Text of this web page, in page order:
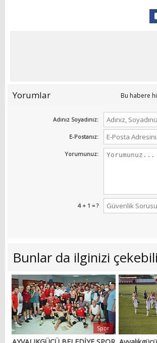
Yorumlar Bu habere
Adınız Soyadınız:
E-Postanız:
Yorumunuz:
4 + 1 = ?
Bunlar da ilginizi
Spor